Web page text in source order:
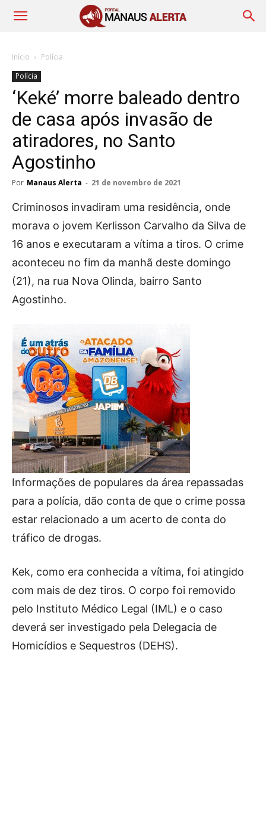
Início
Polícia
Polícia
‘Keké’ morre baleado dentro
de casa após invasão de
atiradores, no Santo
Agostinho
Por Manaus Alerta - 21 de novembro de 2021
Criminosos invadiram uma residência, onde
morava o jovem Kerlisson Carvalho da Silva de
16 anos e executaram a vítima a tiros. O crime
aconteceu no fim da manhã deste domingo
(21), na rua Nova Olinda, bairro Santo
Agostinho.
Informações de populares da área repassadas
para a polícia, dão conta de que o crime possa
estar relacionado a um acerto de conta do
tráfico de drogas.
Kek, como era conhecida a vítima, foi atingido
com mais de dez tiros. O corpo foi removido
pelo Instituto Médico Legal (IML) e o caso
deverá ser investigado pela Delegacia de
Homicídios e Sequestros (DEHS).